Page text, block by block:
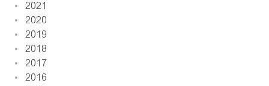
2021
2020
2019
2018
2017
2016